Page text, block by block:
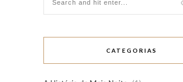
CATEGORIAS